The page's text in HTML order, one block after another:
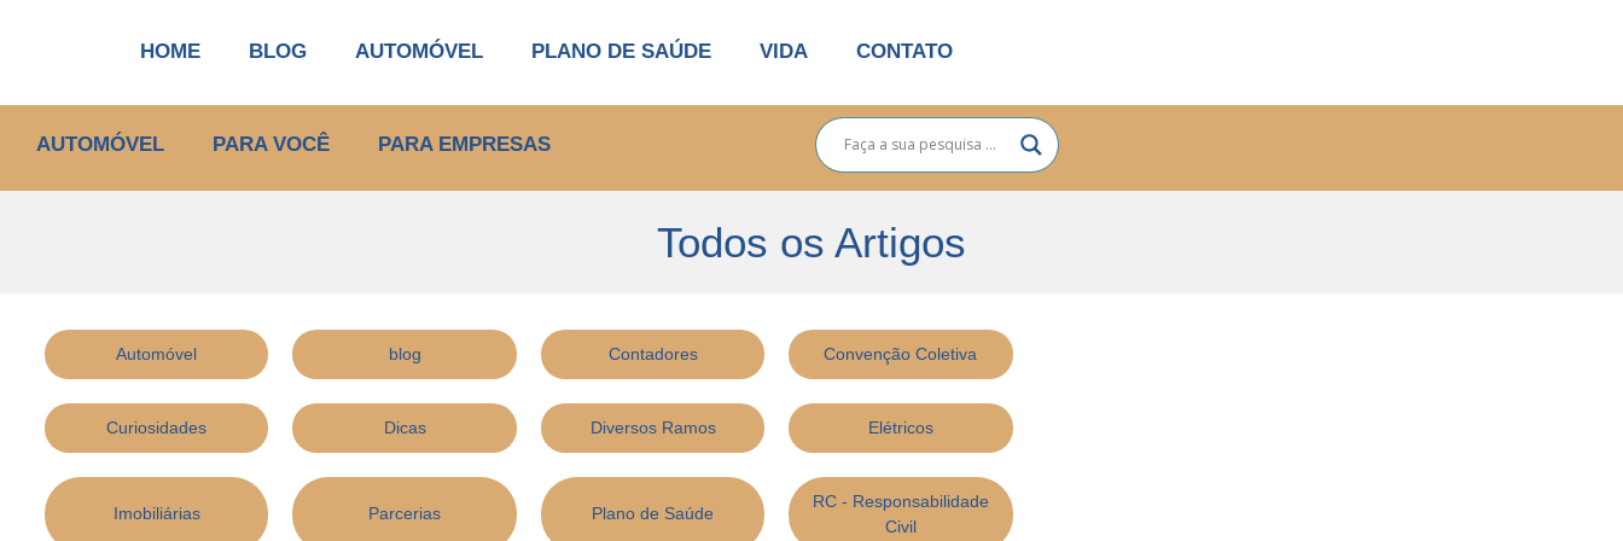
HOME BLOG AUTOMÓVEL PLANO DE SAÚDE VIDA CONTATO
AUTOMÓVEL PARA VOCÊ PARA EMPRESAS
Todos os Artigos
Automóvel blog Contadores Convenção Coletiva
Curiosidades Dicas Diversos Ramos Elétricos
Imobiliárias Parcerias Plano de Saúde
RC - Responsabilidade
Civil